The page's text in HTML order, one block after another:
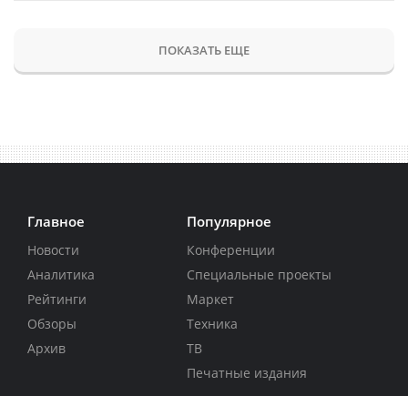
ПОКАЗАТЬ ЕЩЕ
Главное
Новости
Аналитика
Рейтинги
Обзоры
Архив
Популярное
Конференции
Специальные проекты
Маркет
Техника
ТВ
Печатные издания